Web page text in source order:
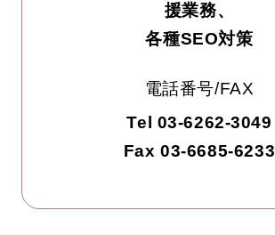
援業務、
各種SEO対策
電話番号/FAX
Tel 03-6262-3049
Fax 03-6685-6233